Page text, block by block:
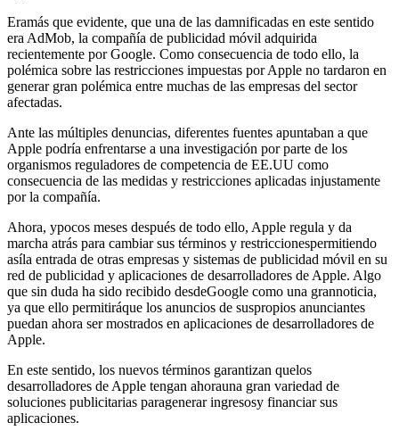
Eramás que evidente, que una de las damnificadas en este sentido
era AdMob, la compañía de publicidad móvil adquirida
recientemente por Google. Como consecuencia de todo ello, la
polémica sobre las restricciones impuestas por Apple no tardaron en
generar gran polémica entre muchas de las empresas del sector
afectadas.
Ante las múltiples denuncias, diferentes fuentes apuntaban a que
Apple podría enfrentarse a una investigación por parte de los
organismos reguladores de competencia de EE.UU como
consecuencia de las medidas y restricciones aplicadas injustamente
por la compañía.
Ahora, ypocos meses después de todo ello, Apple regula y da
marcha atrás para cambiar sus términos y restriccionespermitiendo
asíla entrada de otras empresas y sistemas de publicidad móvil en su
red de publicidad y aplicaciones de desarrolladores de Apple. Algo
que sin duda ha sido recibido desdeGoogle como una grannoticia,
ya que ello permitiráque los anuncios de suspropios anunciantes
puedan ahora ser mostrados en aplicaciones de desarrolladores de
Apple.
En este sentido, los nuevos términos garantizan quelos
desarrolladores de Apple tengan ahorauna gran variedad de
soluciones publicitarias paragenerar ingresosy financiar sus
aplicaciones.